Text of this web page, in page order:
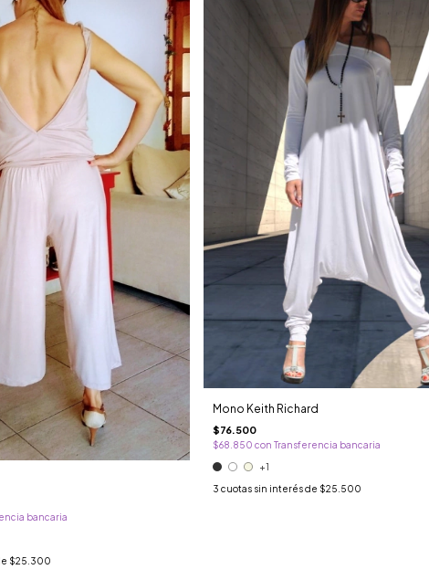
bancaria
$25.300
Mono Keith Richard
$76.500
$68.850 con Transferencia bancaria
+1
3 cuotas sin interés de $25.500